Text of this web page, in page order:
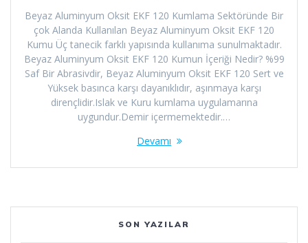
Beyaz Aluminyum Oksit EKF 120 Kumlama Sektöründe Bir
çok Alanda Kullanılan Beyaz Aluminyum Oksit EKF 120
Kumu Üç tanecik farklı yapısında kullanıma sunulmaktadır.
Beyaz Aluminyum Oksit EKF 120 Kumun İçeriği Nedir? %99
Saf Bir Abrasivdir, Beyaz Aluminyum Oksit EKF 120 Sert ve
Yüksek basınca karşı dayanıklıdır, aşınmaya karşı
dirençlidir.Islak ve Kuru kumlama uygulamarına
uygundur.Demir içermemektedir.…
Devamı
SON YAZILAR